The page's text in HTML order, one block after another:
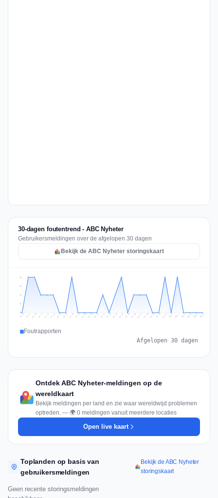
30-dagen foutentrend - ABC Nyheter
Gebruikersmeldingen over de afgelopen 30 dagen
Bekijk de ABC Nyheter storingskaart
1
1
2
2
Jul 8 Jul 9 Jul 10 Jul 11 Jul 12 Jul 13 Jul 14 Jul 15 Jul 16 Jul 17 Jul 18 Jul 19 Jul 20 Jul 21 Jul 22 Jul 23 Jul 24 Jul 25 Jul 26 Jul 27 Jul 28 Jul 29 Jul 30 Jul 31 Aug 1 Aug 2 Aug 3 Aug 4 Aug 5 Aug 6
Foutrapporten
Afgelopen 30 dagen
Ontdek ABC Nyheter-meldingen op de
wereldkaart
Bekijk meldingen per land en zie waar wereldwijd problemen
optreden. — 🌍 0 meldingen vanuit meerdere locaties
Open live kaart
Toplanden op basis van
gebruikersmeldingen
Bekijk de ABC Nyheter
storingskaart
Geen recente storingsmeldingen